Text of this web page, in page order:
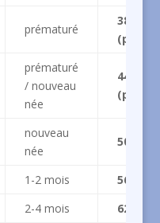
prématuré
38
prématuré
/ nouveau
née
44
nouveau
née
50
1-2 mois
56 (1
2-4 mois
62 (3